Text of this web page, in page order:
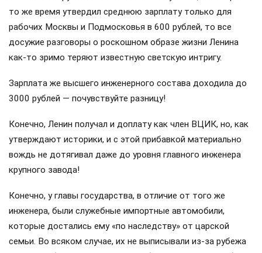
то же время утвердил среднюю зарплату только для
рабочих Москвы и Подмосковья в 600 рублей, то все
досужие разговоры о роскошном образе жизни Ленина
как-то зримо теряют известную светскую интригу.
Зарплата же высшего инженерного состава доходила до
3000 рублей — почувствуйте разницу!
Конечно, Ленин получал и доплату как член ВЦИК, но, как
утверждают историки, и с этой прибавкой материально
вождь не дотягивал даже до уровня главного инженера
крупного завода!
Конечно, у главы государства, в отличие от того же
инженера, были служебные импортные автомобили,
которые достались ему «по наследству» от царской
семьи. Во всяком случае, их не выписывали из-за рубежа